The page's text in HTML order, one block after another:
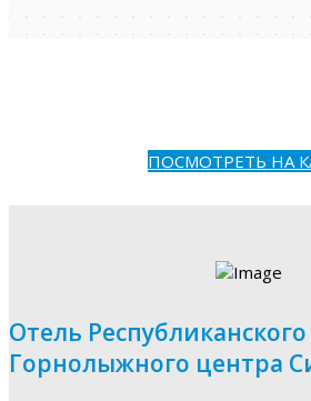
ПОСМОТРЕТЬ НА
Отель Республиканского
Горнолыжного центра